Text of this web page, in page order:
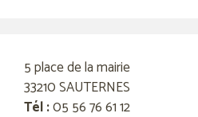
5 place de la mairie
33210 SAUTERNES
Tél :05 56 76 61 12